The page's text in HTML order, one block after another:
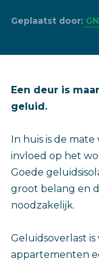
Geplaatst door:
Een deur is
geluid.
In huis is de
invloed op het
Goede
groot belang en
noodzakelijk.
Geluidsoverlast
appartementen